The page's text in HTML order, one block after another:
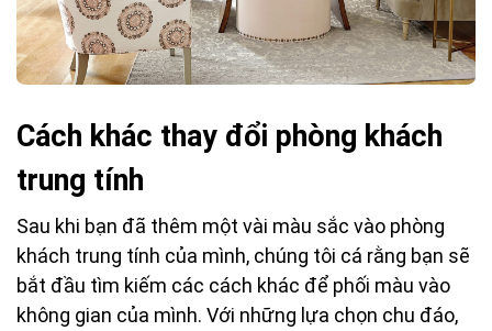
Cách khác thay đổi phòng khách
trung tính
Sau khi bạn đã thêm một vài màu sắc vào phòng
khách trung tính của mình, chúng tôi cá rằng bạn sẽ
bắt đầu tìm kiếm các cách khác để phối màu vào
không gian của mình. Với những lựa chọn chu đáo,